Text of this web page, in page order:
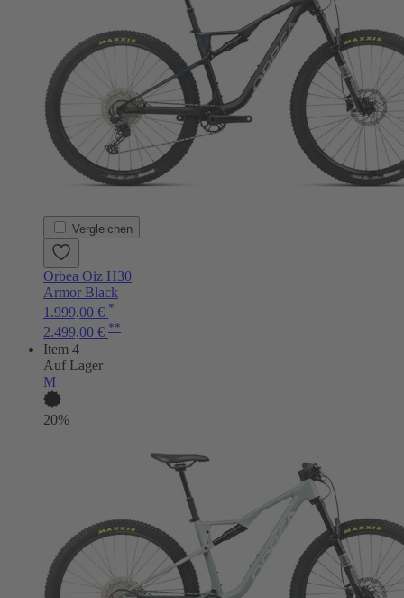
Vergleichen
Orbea Oiz H30
Armor Black
1.999,00 € *
2.499,00 € **
Item 4
Auf Lager
M
20%